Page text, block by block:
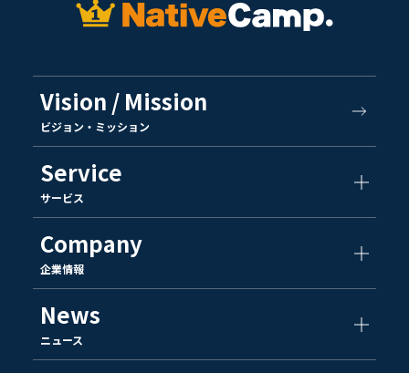
Vision / Mission
ビジョン・ミッション
Service
サービス
Company
企業情報
News
ニュース